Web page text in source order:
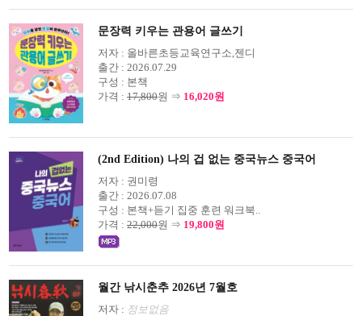
문장력 키우는 관용어 글쓰기
저자 : 올바른초등교육연구소,젠디
출간 : 2026.07.29
구성 : 본책
가격 : 17,800원 ⇒ 16,020원
(2nd Edition) 나의 겁 없는 중국뉴스 중국어
저자 : 권미령
출간 : 2026.07.08
구성 : 본책+듣기 집중 훈련 워크북..
가격 : 22,000원 ⇒ 19,800원
월간 낚시춘추 2026년 7월호
저자 : 정보없음